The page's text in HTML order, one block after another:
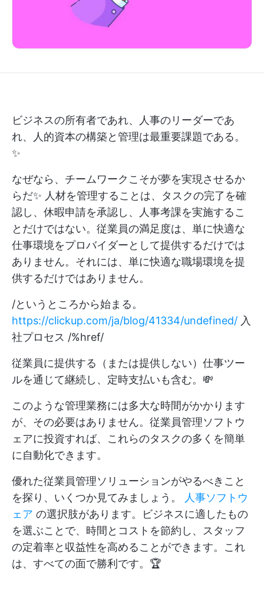
ビジネスの所有者であれ、人事のリーダーであ
れ、人的資本の構築と管理は最重要課題である。
✨
なぜなら、チームワークこそが夢を実現させるか
らだ✨ 人材を管理することは、タスクの完了を確
認し、休暇申請を承認し、人事考課を実施するこ
とだけではない。従業員の満足度は、単に快適な
仕事環境をプロバイダーとして提供するだけでは
ありません。それには、単に快適な職場環境を提
供するだけではありません。
/というところから始まる。
https://clickup.com/ja/blog/41334/undefined/ 入
社プロセス /%href/
従業員に提供する（または提供しない）仕事ツー
ルを通じて継続し、定時支払いも含む。💸
このような管理業務には多大な時間がかかります
が、その必要はありません。従業員管理ソフトウ
ェアに投資すれば、これらのタスクの多くを簡単
に自動化できます。
優れた従業員管理ソリューションがやるべきこと
を探り、いくつか見てみましょう。
人事ソフトウ
ェア の選択肢があります。ビジネスに適したもの
を選ぶことで、時間とコストを節約し、スタッフ
の定着率と収益性を高めることができます。これ
は、すべての面で勝利です。🏆